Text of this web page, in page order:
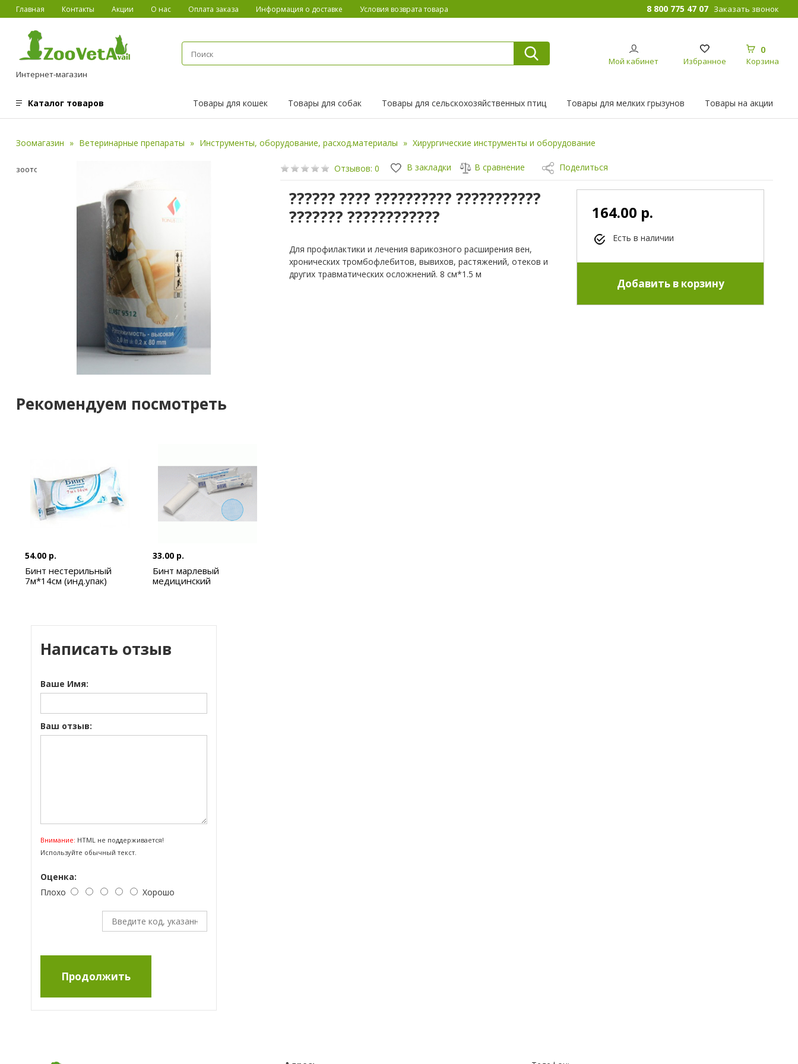
Главная Контакты Акции О нас Оплата заказа Информация о доставке Условия возврата товара 8 800 775 47 07 Заказать звонок
Интернет-магазин
зоотоваров
Мой кабинет Избранное
0
Корзина
Каталог товаров Товары для кошек Товары для собак Товары для сельскохозяйственных птиц Товары для мелких грызунов Товары на акции
Зоомагазин Ветеринарные препараты Инструменты, оборудование, расход.материалы Хирургические инструменты и оборудование
Отзывов: 0 В закладки В сравнение Поделиться
?????? ???? ?????????? ???????????
??????? ????????????
Для профилактики и лечения варикозного расширения вен,
хронических тромбофлебитов, вывихов, растяжений, отеков и
других травматических осложнений. 8 см*1.5 м
164.00 р.
Есть в наличии
Рекомендуем посмотреть
54.00 р.
Бинт нестерильный
7м*14см (инд.упак)
33.00 р.
Бинт марлевый
медицинский
Написать отзыв
Ваше Имя:
Ваш отзыв:
Внимание: HTML не поддерживается!
Используйте обычный текст.
Оценка:
Плохо
Хорошо
Продолжить